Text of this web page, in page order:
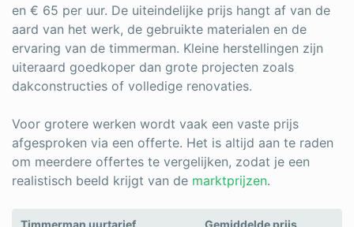
en € 65 per uur. De uiteindelijke prijs hangt af van de
aard van het werk, de gebruikte materialen en de
ervaring van de timmerman. Kleine herstellingen zijn
uiteraard goedkoper dan grote projecten zoals
dakconstructies of volledige renovaties.
Voor grotere werken wordt vaak een vaste prijs
afgesproken via een offerte. Het is altijd aan te raden
om meerdere offertes te vergelijken, zodat je een
realistisch beeld krijgt van de marktprijzen.
Timmerman uurtarief Gemiddelde prijs